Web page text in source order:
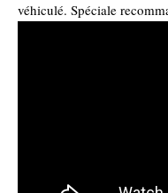
véhiculé. Spéciale